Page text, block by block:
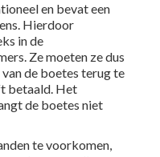
en bevat een
Hierdoor
in de
Ze moeten ze dus
de boetes terug te
betaald. Het
de boetes niet
te voorkomen,